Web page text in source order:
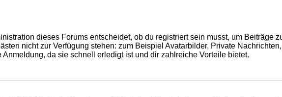
dieses Forums entscheidet, ob du registriert sein musst, um Beiträge
nicht zur Verfügung stehen: zum Beispiel Avatarbilder, Private
da sie schnell erledigt ist und dir zahlreiche Vorteile bietet.